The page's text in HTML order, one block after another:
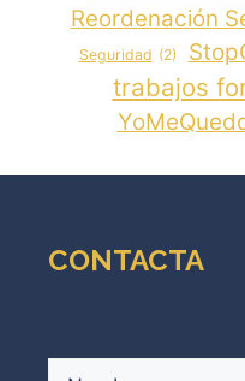
Reordenación
Seguridad (2)
trabajos
CONTACTA